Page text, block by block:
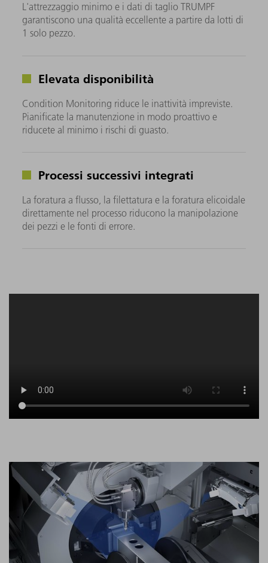
L'attrezzaggio minimo e i dati di taglio TRUMPF
garantiscono una qualità eccellente a partire da lotti di
1 solo pezzo.
Elevata disponibilità
Condition Monitoring riduce le inattività impreviste.
Pianificate la manutenzione in modo proattivo e
riducete al minimo i rischi di guasto.
Processi successivi integrati
La foratura a flusso, la filettatura e la foratura elicoidale
direttamente nel processo riducono la manipolazione
dei pezzi e le fonti di errore.